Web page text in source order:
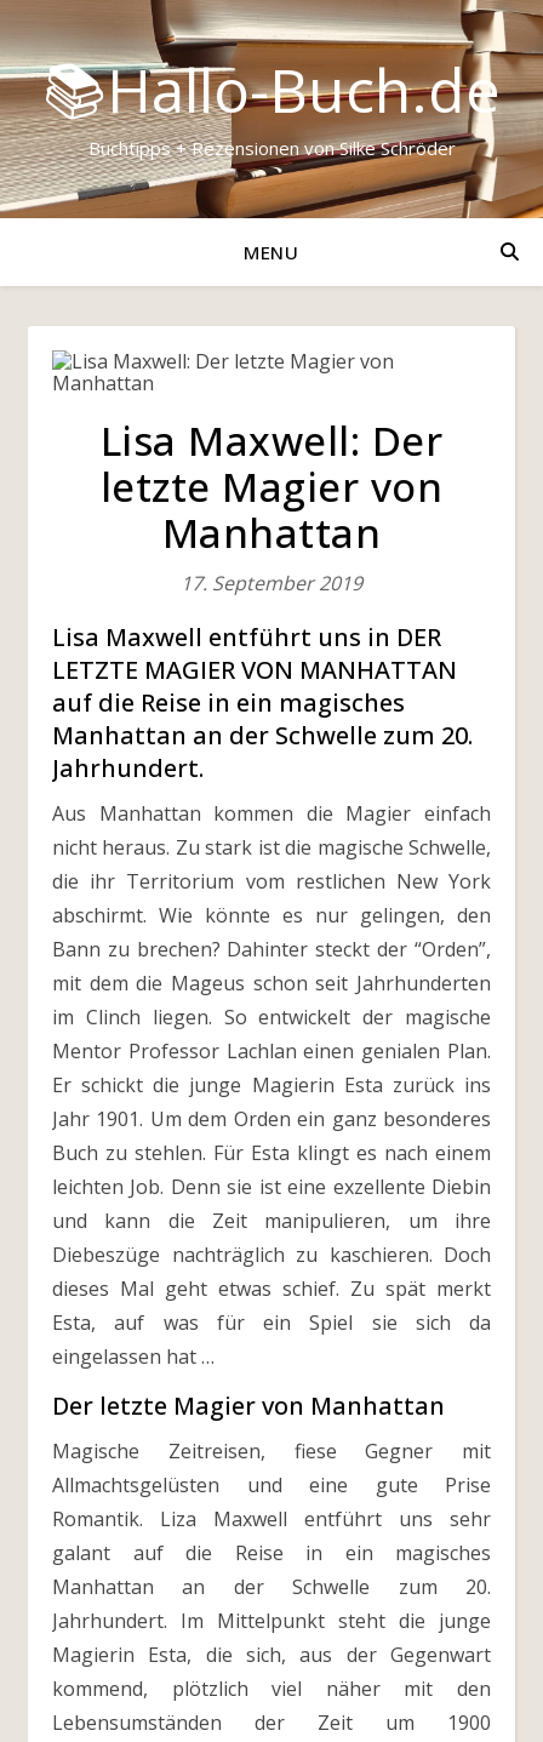
📚Hallo-Buch.de
Buchtipps + Rezensionen von Silke Schröder
MENU
Lisa Maxwell: Der
letzte Magier von
Manhattan
17. September 2019
Lisa Maxwell entführt uns in DER
LETZTE MAGIER VON MANHATTAN
auf die Reise in ein magisches
Manhattan an der Schwelle zum 20.
Jahrhundert.
Aus Manhattan kommen die Magier einfach
nicht heraus. Zu stark ist die magische Schwelle,
die ihr Territorium vom restlichen New York
abschirmt. Wie könnte es nur gelingen, den
Bann zu brechen? Dahinter steckt der “Orden”,
mit dem die Mageus schon seit Jahrhunderten
im Clinch liegen. So entwickelt der magische
Mentor Professor Lachlan einen genialen Plan.
Er schickt die junge Magierin Esta zurück ins
Jahr 1901. Um dem Orden ein ganz besonderes
Buch zu stehlen. Für Esta klingt es nach einem
leichten Job. Denn sie ist eine exzellente Diebin
und kann die Zeit manipulieren, um ihre
Diebeszüge nachträglich zu kaschieren. Doch
dieses Mal geht etwas schief. Zu spät merkt
Esta, auf was für ein Spiel sie sich da
eingelassen hat …
Der letzte Magier von Manhattan
Magische Zeitreisen, fiese Gegner mit
Allmachtsgelüsten und eine gute Prise
Romantik. Liza Maxwell entführt uns sehr
galant auf die Reise in ein magisches
Manhattan an der Schwelle zum 20.
Jahrhundert. Im Mittelpunkt steht die junge
Magierin Esta, die sich, aus der Gegenwart
kommend, plötzlich viel näher mit den
Lebensumständen der Zeit um 1900